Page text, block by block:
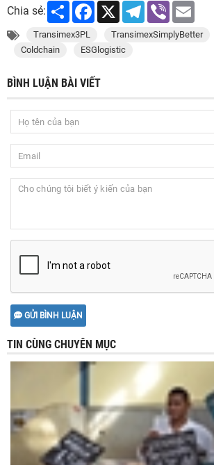
Chia sẻ:
Share Facebook
X Telegram
Viber
Transimex3PL TransimexSimplyBetter
Coldchain
ESGlogistic
BÌNH LUẬN BÀI VIẾT
GỬI BÌNH LUẬN
TIN CÙNG CHUYÊN MỤC